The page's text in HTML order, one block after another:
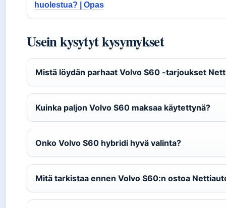
huolestua? | Opas
Usein kysytyt kysymykset
Mistä löydän parhaat Volvo S60 -tarjoukset
Kuinka paljon Volvo S60 maksaa käytettynä?
Onko Volvo S60 hybridi hyvä valinta?
Mitä tarkistaa ennen Volvo S60:n ostoa